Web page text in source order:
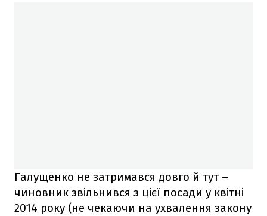
Галущенко не затримався довго й тут –
чиновник звільнився з цієї посади у квітні
2014 року (не чекаючи на ухвалення закону